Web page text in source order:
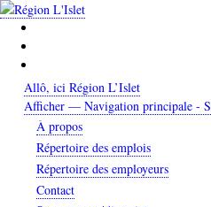
Aller
contenu
principal
Allô, ici Région L’Islet
Navigation
principale
Section
Afficher — Navigation principale -
À propos
Répertoire des emplois
Répertoire des employeurs
Contact